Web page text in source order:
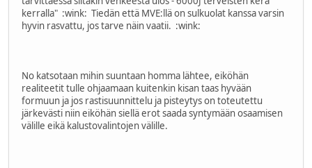
kerralla" :wink: Tiedän että MVE:llä on sulkuolat kanssa varsin
hyvin rasvattu, jos tarve näin vaatii. :wink:
No katsotaan mihin suuntaan homma lähtee, eiköhän
realiteetit tulle ohjaamaan kuitenkin kisan taas hyvään
formuun ja jos rastisuunnittelu ja pisteytys on toteutettu
järkevästi niin eiköhän siellä erot saada syntymään osaamisen
välille eikä kalustovalintojen välille.